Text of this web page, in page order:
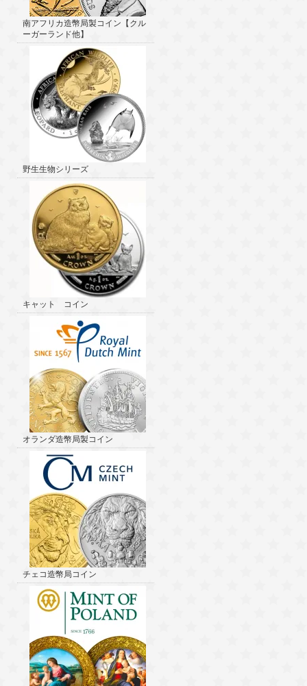
南アフリカ造幣局製コイン【クル
ーガーランド他】
野生生物シリーズ
キャット コイン
オランダ造幣局製コイン
チェコ造幣局コイン